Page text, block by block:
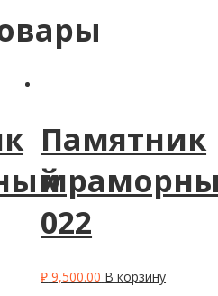
Памятник
022
₽ 9,500.00 В корзину